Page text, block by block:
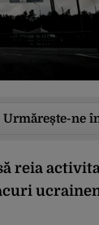
Urmărește-ne
reia